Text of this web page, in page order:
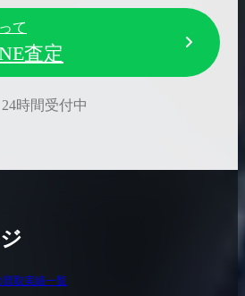
て
査定
24時間受付中
買取実績一覧